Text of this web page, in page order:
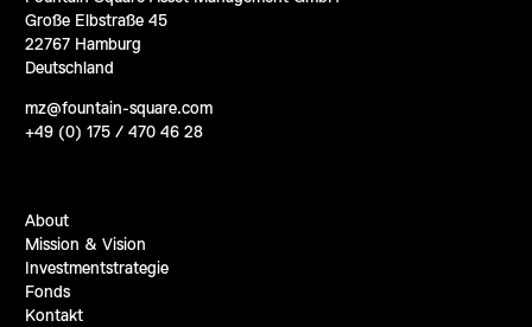
Große Elbstraße 45
22767 Hamburg
Deutschland
mz@fountain-square.com
+49 (0) 175 / 470 46 28
About
Mission & Vision
Investmentstrategie
Fonds
Kontakt